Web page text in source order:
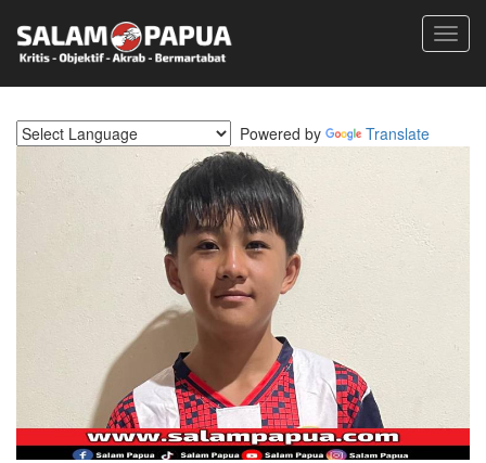
Powered by Translate